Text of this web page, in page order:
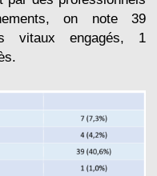
on note 39
vitaux engagés, 1